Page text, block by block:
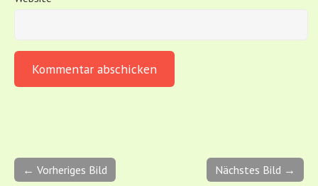
← Vorheriges Bild Nächstes Bild →